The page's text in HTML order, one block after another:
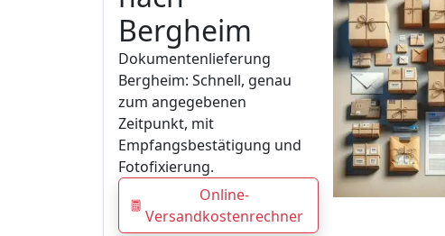
Bergheim
Dokumentenlieferung
Bergheim: Schnell, genau
zum angegebenen
Zeitpunkt, mit
Empfangsbestätigung und
Fotofixierung.
Online-
Versandkostenrechner